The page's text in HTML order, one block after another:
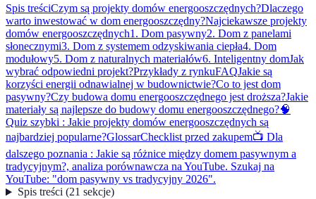
Spis treściCzym są projekty domów energooszczędnych?Dlaczego
warto inwestować w dom energooszczędny?Najciekawsze projekty
domów energooszczędnych1. Dom pasywny2. Dom z panelami
słonecznymi3. Dom z systemem odzyskiwania ciepła4. Dom
modułowy5. Dom z naturalnych materiałów6. Inteligentny domJak
wybrać odpowiedni projekt?Przykłady z rynkuFAQJakie są
korzyści energii odnawialnej w budownictwie?Co to jest dom
pasywny?Czy budowa domu energooszczędnego jest droższa?Jakie
materiały są najlepsze do budowy domu energooszczędnego?🧠
Quiz szybki : Jakie projekty domów energooszczędnych są
najbardziej popularne?GlossarChecklist przed zakupem📺 Dla
dalszego poznania : Jakie są różnice między domem pasywnym a
tradycyjnym?, analiza porównawcza na YouTube. Szukaj na
YouTube: "dom pasywny vs tradycyjny 2026".
Spis treści(21 sekcje)